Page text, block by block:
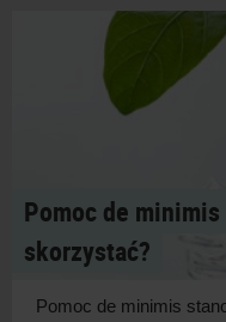
Pomoc de
skorzystać?
Pomoc de minimis